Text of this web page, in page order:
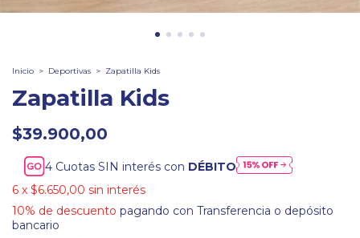
Inicio > Deportivas > Zapatilla Kids
Zapatilla Kids
$39.900,00
Cuotas SIN interés con DÉBITO
6 x $6.650,00 sin interés
10% de descuento pagando con Transferencia o depósito
bancario